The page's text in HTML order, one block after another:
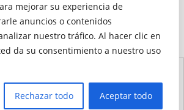
mejorar su experiencia de
anuncios o contenidos
nuestro tráfico. Al hacer clic en
da su consentimiento a nuestro uso
Rechazar todo Aceptar todo
auditado por
Sitio
Cookies
Privacidad